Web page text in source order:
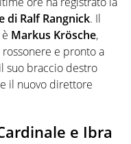
di Ralf Rangnick. Il
Markus Krösche,
e pronto a
suo braccio destro
il nuovo direttore
e Ibra